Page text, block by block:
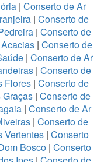
| Conserto de Ar
| Conserto de
| Conserto de
| Conserto de
| Conserto de Ar
| Conserto de
Flores | Conserto de
| Conserto de
| Conserto de Ar
| Conserto de
Vertentes | Conserto
Bosco | Conserto